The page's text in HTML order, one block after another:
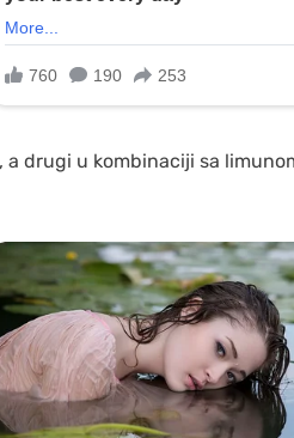
drugi u kombinaciji sa